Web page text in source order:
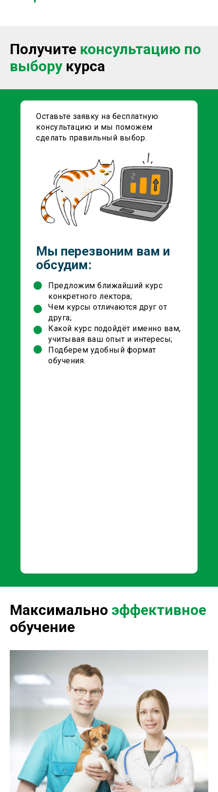
Получите консультацию по
выборукурса
Предложим ближайший курс
конкретного лектора;
Чем курсы отличаются друг от
друга;
Какой курс подойдёт именно вам,
учитывая ваш опыт и интересы;
Подберем удобный формат
обучения.
Мы перезвоним вам и
обсудим:
Оставьте заявку на бесплатную
консультацию и мы поможем
сделать правильный выбор.
Максимально эффективное
обучение